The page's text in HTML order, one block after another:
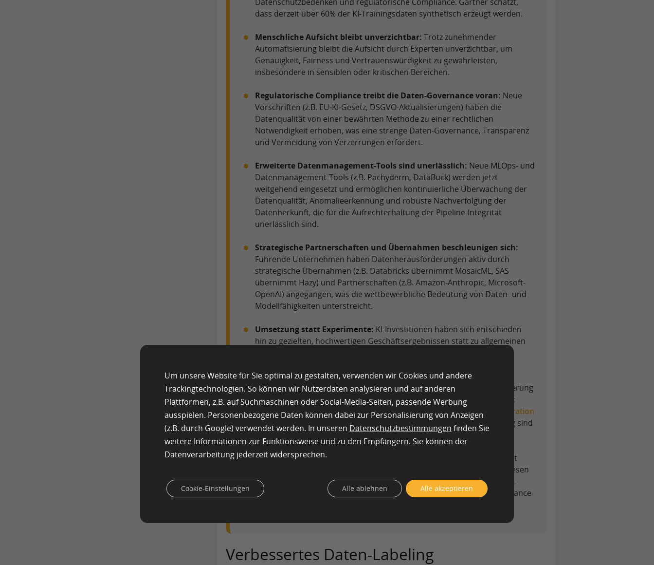
dass derzeit über 60% der KI-Trainingsdaten synthetisch erzeugt werden.
Menschliche Aufsicht bleibt unverzichtbar: Trotz zunehmender
Automatisierung bleibt die Aufsicht durch Experten unverzichtbar, um
Genauigkeit, Fairness und Vertrauenswürdigkeit zu gewährleisten,
insbesondere in sensiblen oder kritischen Bereichen.
Regulatorische Compliance treibt die Daten-Governance voran: Neue
Vorschriften (z.B. EU-KI-Gesetz, DSGVO-Aktualisierungen) haben die
Datenqualität von einer bewährten Methode zu einer rechtlichen
Notwendigkeit erhoben, was eine strenge Daten-Governance, Transparenz
und Vermeidung von Verzerrungen erfordert.
Erweiterte Datenmanagement-Tools sind unerlässlich: Neue MLOps- und
Datenmanagement-Tools (z.B. Pachyderm, DataBuck) werden jetzt
weitgehend eingesetzt und ermöglichen kontinuierliche Überwachung der
Datenqualität, Anomalieerkennung und robuste Nachverfolgung der
Datenherkunft, die für die Aufrechterhaltung der Pipeline-Integrität
unerlässlich sind.
Strategische Partnerschaften und Übernahmen beschleunigen sich:
Führende Unternehmen haben Datenherausforderungen aktiv durch
strategische Übernahmen (z.B. Databricks übernimmt MosaicML, SAS
übernimmt Hazy) und Partnerschaften (z.B. Amazon-Anthropic, Microsoft-
OpenAI) angegangen, was die wettbewerbliche Bedeutung von Daten- und
Modellfähigkeiten unterstreicht.
Umsetzung statt Experimente: KI-Investitionen haben sich entschieden
hin zu gezielten, hochwertigen Geschäftsergebnissen statt zu allgemeinen
Zuverlässigkeit und Vertrauen als Wettbewerbsvorteile:
Die Reduzierung
von KI-Halluzinationen und die Verbesserung der Modellzuverlässigkeit
bleiben oberste Prioritäten. Techniken wieRetrieval-Augmented Generation
(RAG),
Human-in-the-Loop-Validierung und robuste Qualitätssicherung sind
entscheidend für den Aufbau vertrauenswürdiger KI-Systeme.
Branchenübergreifende KI-Transformation ist im Gange:
KI gestaltet
aktiv Branchen vom Einzelhandel und Finanzen bis zum Gesundheitswesen
um, angetrieben durch verbesserte Datenqualität und spezialisierte KI-
Anwendungen. Führungskräfte, die proaktiv Datenqualität und Governance
Verbessertes Daten-Labeling
Um unsere Website für Sie optimal zu gestalten, verwenden wir Cookies und andere
Trackingtechnologien. So können wir Nutzerdaten analysieren und auf anderen
Plattformen, z.B. auf Suchmaschinen oder Social-Media-Seiten, passende Werbung
ausspielen. Personenbezogene Daten können dabei zur Personalisierung von Anzeigen
(z.B. durch Google) verwendet werden. In unseren Datenschutzbestimmungen finden Sie
weitere Informationen zur Funktionsweise und zu den Empfängern. Sie können der
Datenverarbeitung jederzeit widersprechen.
Alle akzeptieren
Alle ablehnen
Cookie-Einstellungen